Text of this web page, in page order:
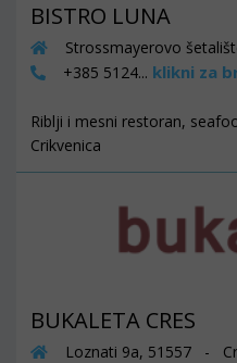
BISTRO LUNA
Strossmayerovo
+385 5124... klikni za
Riblji i mesni restoran,
Crikvenica
BUKALETA CRES
Loznati 9a, 51557 -